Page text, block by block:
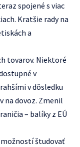
spojené s viac
Kratšie rady na
a
tovarov. Niektoré
v
v dôsledku
na dovoz. Zmenil
– balíky z EÚ
študovať